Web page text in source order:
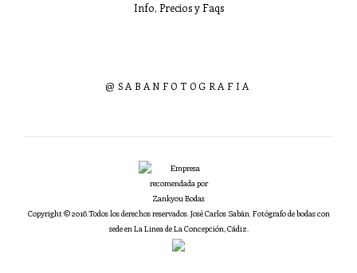
Info, Precios y Faqs
@SABANFOTOGRAFIA
Copyright © 2016.Todos los derechos reservados. José Carlos Sabán. Fotógrafo de bodas con
sede en La Linea de La Concepción, Cádiz.